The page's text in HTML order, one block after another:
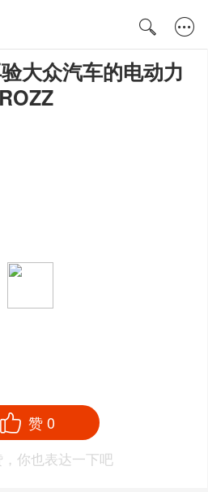
大众汽车的电动力
赞0
，你也表达一下吧